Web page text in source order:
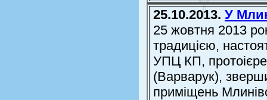
25.10.2013. У
25 жовтня 2013
традицією,
УПЦ КП,
(Варварук),
приміщень